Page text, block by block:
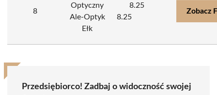
8
Optyczny
Ale-Optyk
Ełk
8.25
8.25
Zobacz
Przedsiębiorco! Zadbaj o widoczność swojej